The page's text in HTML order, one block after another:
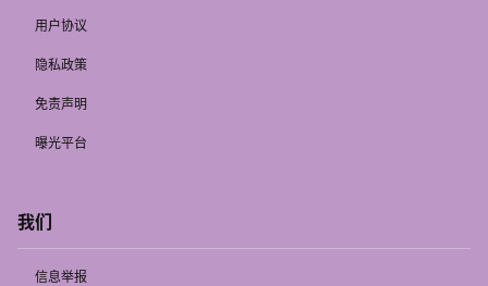
用户协议
隐私政策
免责声明
曝光平台
我们
信息举报